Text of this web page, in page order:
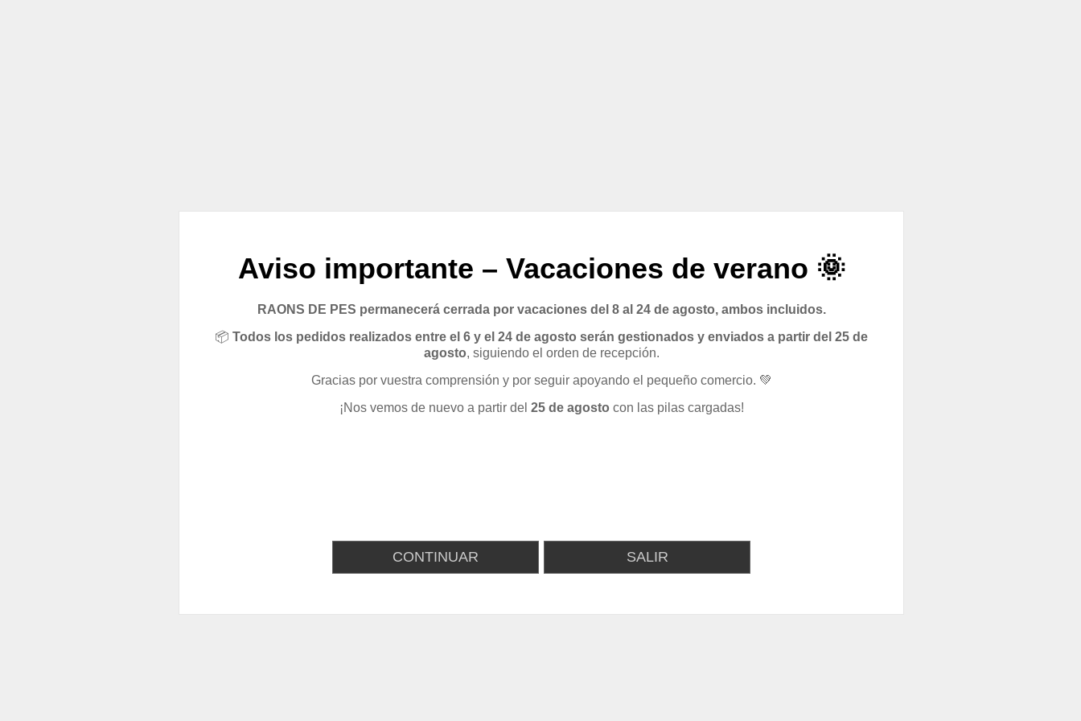
CONTINUAR SALIR
Aviso importante – Vacaciones de verano 🌞
RAONS DE PES permanecerá cerrada por vacaciones del 8 al 24 de agosto, ambos incluidos.
📦 Todos los pedidos realizados entre el 6 y el 24 de agosto serán gestionados y enviados a partir del 25 de
agosto, siguiendo el orden de recepción.
Gracias por vuestra comprensión y por seguir apoyando el pequeño comercio. 💚
¡Nos vemos de nuevo a partir del 25 de agosto con las pilas cargadas!